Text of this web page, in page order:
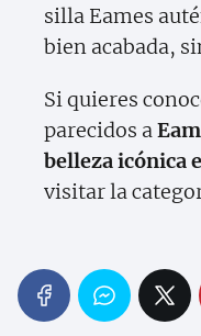
silla Eames
bien acabada,
Si quieres
parecidos a
belleza icónica
visitar la